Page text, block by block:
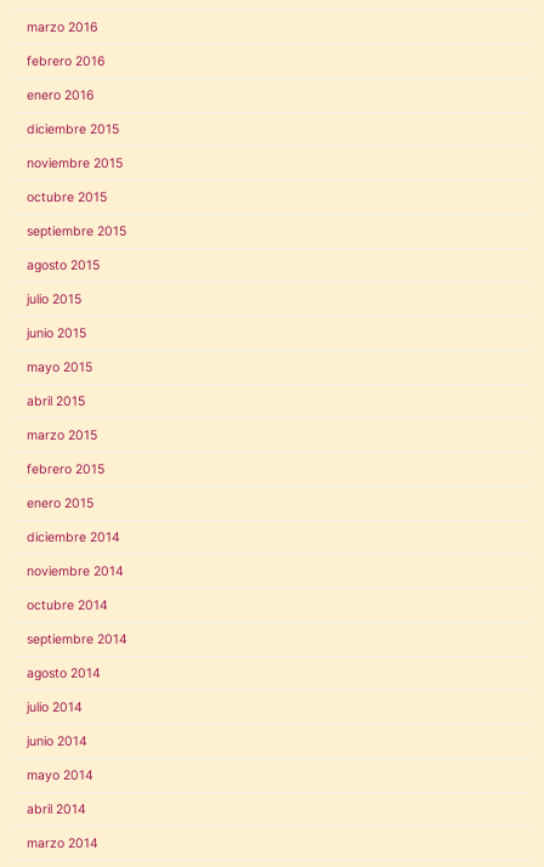
marzo 2016
febrero 2016
enero 2016
diciembre 2015
noviembre 2015
octubre 2015
septiembre 2015
agosto 2015
julio 2015
junio 2015
mayo 2015
abril 2015
marzo 2015
febrero 2015
enero 2015
diciembre 2014
noviembre 2014
octubre 2014
septiembre 2014
agosto 2014
julio 2014
junio 2014
mayo 2014
abril 2014
marzo 2014